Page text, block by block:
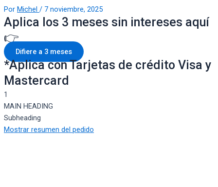
Por Michel / 7 noviembre, 2025
Aplica los 3 meses sin intereses aquí
👉
Difiere a 3 meses
*Aplica con Tarjetas de crédito Visa y
Mastercard
1
MAIN HEADING
Subheading
Mostrar resumen del pedido